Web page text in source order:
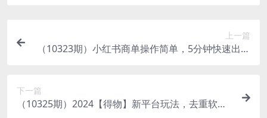
上一篇
（10323期）小红书商单操作简单，5分钟快速出作
下一篇
（10325期）2024【得物】新平台玩法，去重软件